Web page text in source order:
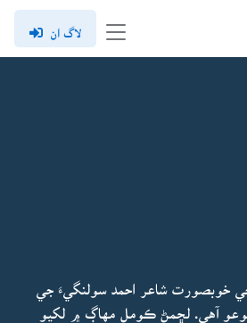
لاگ ان
خوبصورت شاعر احمد سولنگيءَ جي
آهي. لڇمڻ ڪومل مهاڳ ۾ لکيو